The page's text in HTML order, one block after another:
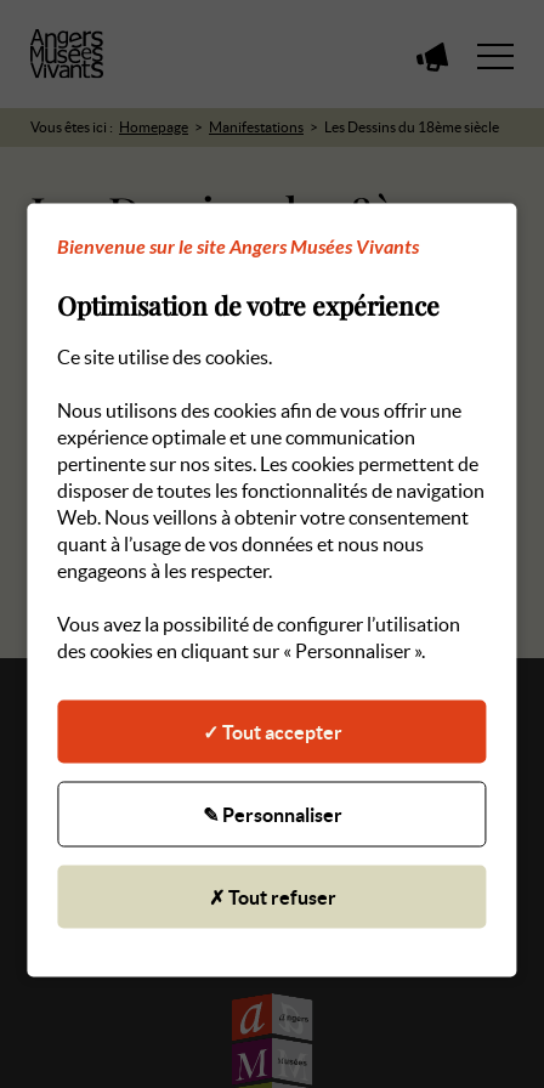
les
manifestations
Vous êtes ici : Homepage Manifestations Les Dessins du 18ème siècle
Les Dessins du 18ème
siècle
Les réservations en ligne pour cette manifestation sont
closes.
RETOUR AUX MANIFESTATIONS
Mentions légales
Gestion des cookies
Politique de confidentialité
Bienvenue sur le site Angers Musées Vivants
Optimisation de votre expérience
Ce site utilise des cookies.
Nous utilisons des cookies afin de vous offrir une
expérience optimale et une communication
pertinente sur nos sites. Les cookies permettent de
disposer de toutes les fonctionnalités de navigation
Web. Nous veillons à obtenir votre consentement
quant à l’usage de vos données et nous nous
engageons à les respecter.
Vous avez la possibilité de configurer l’utilisation
des cookies en cliquant sur « Personnaliser ».
✓ Tout accepter
✎ Personnaliser
✗ Tout refuser